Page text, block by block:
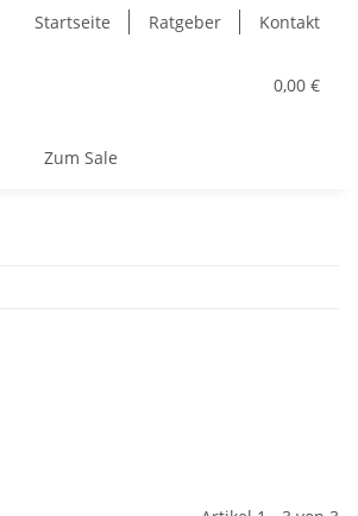
Startseite Ratgeber Kontakt
0,00 €
Zum Sale